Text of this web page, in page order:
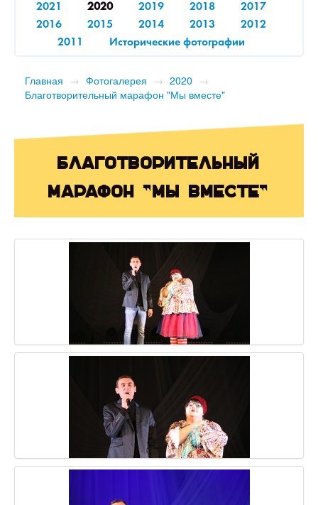
2021
2020 2019 2018
2017
2016
2015 2014 2013
2012
2011
Исторические фотографии
Главная → Фотогалерея → 2020 →
Благотворительный марафон "Мы вместе"
Благотворительный
марафон "Мы вместе"